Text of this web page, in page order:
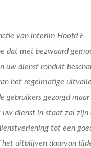
van interim Hoofd E-
dat met bezwaard
uw dienst ronduit
het regelmatige
gebruikers gezorgd
dienst in staat zal zijn
tot een
uitblijven daarvan